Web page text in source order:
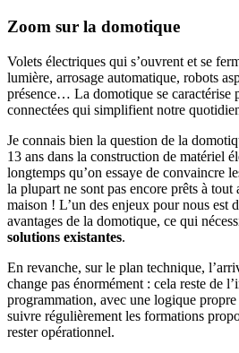
Zoom sur la domotique
Volets électriques qui s’ouvrent et se
lumière, arrosage automatique, robots
présence… La domotique se caractérise
connectées qui simplifient notre
Je connais bien la question de la
13 ans dans la construction de matériel
longtemps qu’on essaye de convaincre
la plupart ne sont pas encore prêts à tout
maison ! L’un des enjeux pour nous est
avantages de la domotique, ce qui
solutions existantes.
En revanche, sur le plan technique,
change pas énormément : cela reste de
programmation, avec une logique
suivre régulièrement les formations
rester opérationnel.